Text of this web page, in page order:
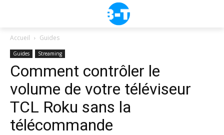
Accueil Guides
Guides Streaming
Comment contrôler le
volume de votre téléviseur
TCL Roku sans la
télécommande